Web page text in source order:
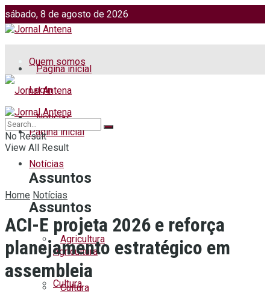
sábado, 8 de agosto de 2026
Jornalismo: (51) 98599 2486
Quem somos
Login
Página inicial
Notícias
Assuntos
Agricultura
Cultura
Página inicial
Notícias
Assuntos
Agricultura
Cultura
No Result
View All Result
Home Notícias
ACI-E projeta 2026 e reforça
planejamento estratégico em
assembleia